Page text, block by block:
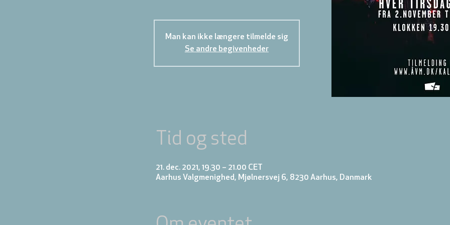
Man kan ikke længere tilmelde sig
Se andre begivenheder
Tid og sted
21. dec. 2021, 19.30 – 21.00 CET
Aarhus Valgmenighed, Mjølnersvej 6, 8230 Aarhus, Danmark